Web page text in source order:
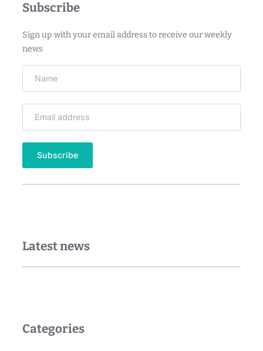
Subscribe
Sign up with your email address to receive our weekly
news
Latest news
Categories